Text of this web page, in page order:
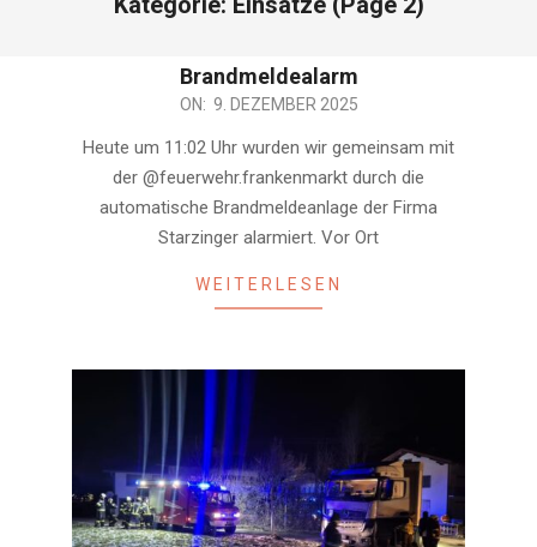
Brandmeldealarm
ON: 9. DEZEMBER 2025
Heute um 11:02 Uhr wurden wir gemeinsam mit
der @feuerwehr.frankenmarkt durch die
automatische Brandmeldeanlage der Firma
Starzinger alarmiert. Vor Ort
WEITERLESEN